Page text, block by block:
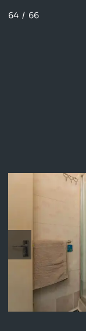
64 / 66